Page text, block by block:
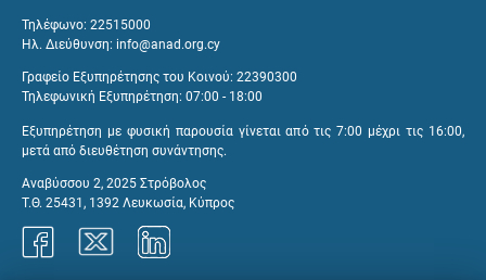
Τηλέφωνο: 22515000
Ηλ. Διεύθυνση: info@anad.org.cy
Γραφείο Εξυπηρέτησης του Κοινού: 22390300
Τηλεφωνική Εξυπηρέτηση: 07:00 - 18:00
Εξυπηρέτηση με φυσική παρουσία γίνεται από τις 7:00 μέχρι τις 16:00,
μετά από διευθέτηση συνάντησης.
Αναβύσσου 2, 2025 Στρόβολος
Τ.Θ. 25431, 1392 Λευκωσία, Κύπρος